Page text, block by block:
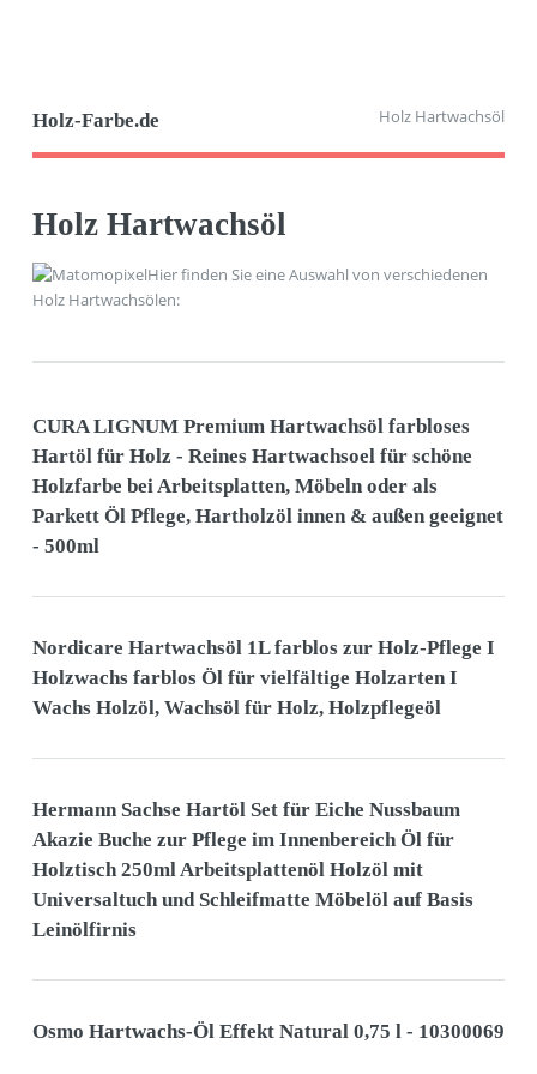
Holz-Farbe.de Holz Hartwachsöl
Holz Hartwachsöl
Hier finden Sie eine Auswahl von verschiedenen
Holz Hartwachsölen:
CURA LIGNUM Premium Hartwachsöl farbloses
Hartöl für Holz - Reines Hartwachsoel für schöne
Holzfarbe bei Arbeitsplatten, Möbeln oder als
Parkett Öl Pflege, Hartholzöl innen & außen geeignet
- 500ml
Nordicare Hartwachsöl 1L farblos zur Holz-Pflege I
Holzwachs farblos Öl für vielfältige Holzarten I
Wachs Holzöl, Wachsöl für Holz, Holzpflegeöl
Hermann Sachse Hartöl Set für Eiche Nussbaum
Akazie Buche zur Pflege im Innenbereich Öl für
Holztisch 250ml Arbeitsplattenöl Holzöl mit
Universaltuch und Schleifmatte Möbelöl auf Basis
Leinölfirnis
Osmo Hartwachs-Öl Effekt Natural 0,75 l - 10300069